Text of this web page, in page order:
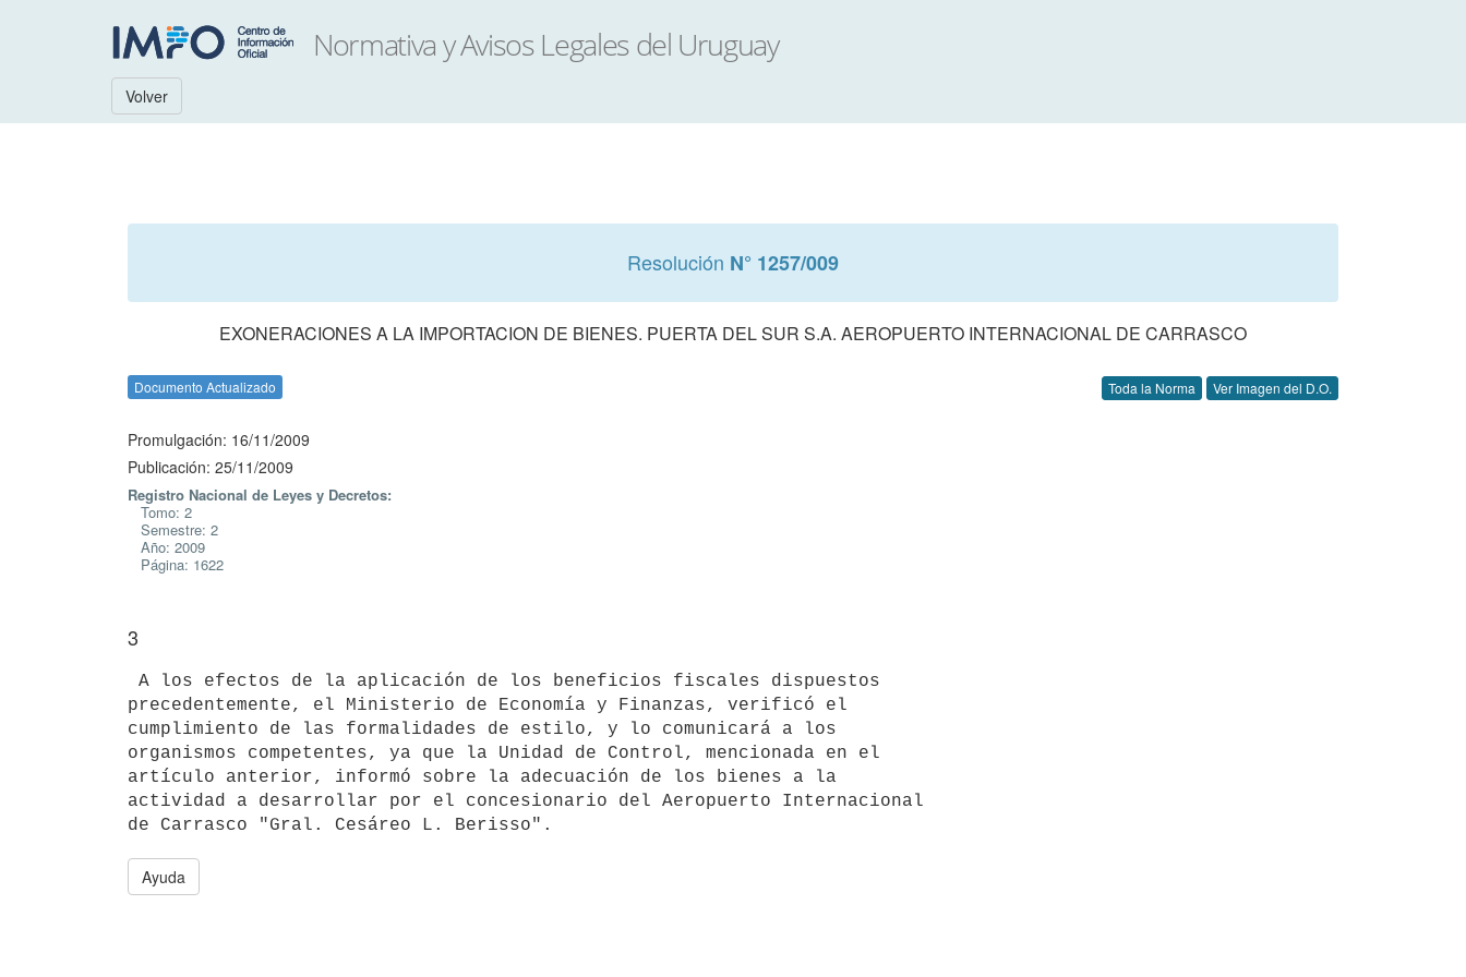
Volver
Resolución N° 1257/009
EXONERACIONES A LA IMPORTACION DE BIENES. PUERTA DEL SUR S.A. AEROPUERTO INTERNACIONAL DE CARRASCO
Documento Actualizado Toda la Norma Ver Imagen del D.O.
Promulgación: 16/11/2009
Publicación: 25/11/2009
Registro Nacional de Leyes y Decretos:
Tomo: 2
Semestre: 2
Año: 2009
Página: 1622
3
precedentemente, el Ministerio de Economía y Finanzas, verificó el
cumplimiento de las formalidades de estilo, y lo comunicará a los
organismos competentes, ya que la Unidad de Control, mencionada en el
artículo anterior, informó sobre la adecuación de los bienes a la
actividad a desarrollar por el concesionario del Aeropuerto Internacional
Ayuda